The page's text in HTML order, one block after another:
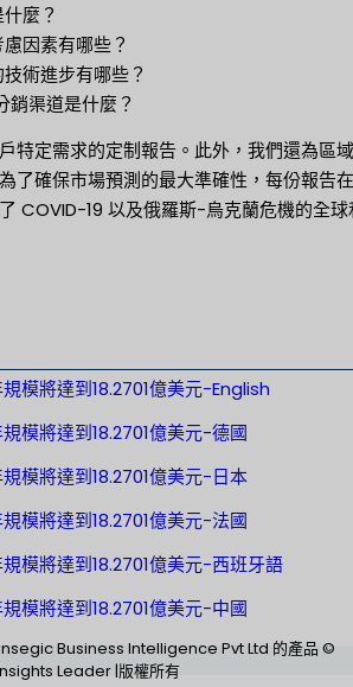
麼？
因素有哪些？
術進步有哪些？
銷渠道是什麼？
特定需求的定制報告。此外，我們還為區
了確保市場預測的最大準確性，每份報告
COVID-19 以及俄羅斯-烏克蘭危機的全球
模將達到18.2701億美元-English
模將達到18.2701億美元-德國
模將達到18.2701億美元-日本
模將達到18.2701億美元-法國
模將達到18.2701億美元-西班牙語
模將達到18.2701億美元-中國
Business Intelligence Pvt Ltd 的產品 ©
Leader |版權所有